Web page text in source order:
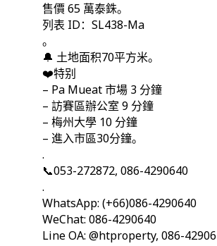
售價 65 萬泰銖。
列表 ID：SL438-Ma
。
🔔 土地面积70平方米。
❤️特别
– Pa Mueat 市場 3 分鐘
– 訪賽區辦公室 9 分鐘
– 梅州大學 10 分鐘
– 進入市區30分鐘。
.
📞053-272872, 086-4290640
.
WhatsApp: (+66)086-4290640
WeChat: 086-4290640
Line OA: @htproperty, 086-